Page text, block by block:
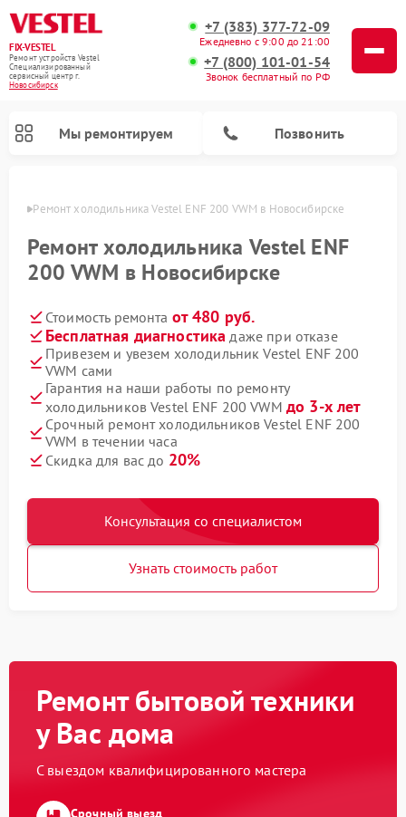
FIX-VESTEL
Ремонт устройств Vestel
Специализированный
cервисный центр г.
Новосибирск
+7 (383) 377-72-09
Ежедневно с 9:00 до 21:00
+7 (800) 101-01-54
Звонок бесплатный по РФ
Мы ремонтируем Позвонить
Ремонт холодильника Vestel ENF 200 VWM в Новосибирске
Ремонт холодильника Vestel ENF
200 VWM в Новосибирске
Стоимость ремонта от 480 руб.
Бесплатная диагностика даже при отказе
Привезем и увезем холодильник Vestel ENF 200
VWM сами
Гарантия на наши работы по ремонту
холодильников Vestel ENF 200 VWM до 3-х лет
Срочный ремонт холодильников Vestel ENF 200
VWM в течении часа
Скидка для вас до 20%
Консультация со специалистом
Узнать стоимость работ
Ремонт бытовой техники
у Вас дома
С выездом квалифицированного мастера
Срочный выезд